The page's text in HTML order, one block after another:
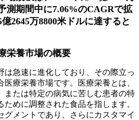
測期間中に7.06%のCAGRで拡
2645万8800米ドルに達すると
栄養市場の概要
は急速に進化しており、その際立っ
医療栄養市場です。医療栄養とは、
または特定の病気に苦しむ患者の特
めに調整された食品を指します。
グメントであり、さらにカスタマイ